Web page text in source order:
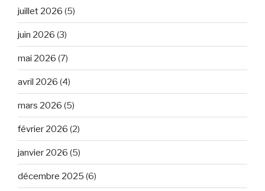
juillet 2026 (5)
juin 2026 (3)
mai 2026 (7)
avril 2026 (4)
mars 2026 (5)
février 2026 (2)
janvier 2026 (5)
décembre 2025 (6)